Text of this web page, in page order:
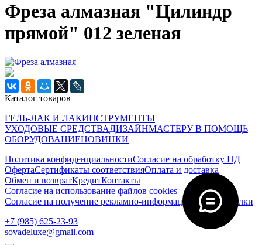
Фреза алмазная "Цилиндр
прямой" 012 зеленая
Каталог товаров
ГЕЛЬ-ЛАК И ЛАКИНСТРУМЕНТЫ
УХОДОВЫЕ СРЕДСТВАДИЗАЙНМАСТЕРУ В ПОМОЩЬ
ОБОРУДОВАНИЕНОВИНКИ
Политика конфиденциальностиСогласие на обработку ПД
ОфертаСертификаты соответствияОплата и доставка
Обмен и возвратКредитКонтакты
Согласие на использование файлов cookies
Согласие на получение рекламно-информационной рассылки
‭+7 (985) 625-23-93‬
sovadeluxe@gmail.com